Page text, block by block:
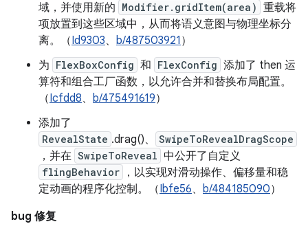
域，并使用新的 Modifier.gridItem(area) 重载将
项放置到这些区域中，从而将语义意图与物理坐标分
离。（Id9303、 b/487503921 ）
为 FlexBoxConfig 和 FlexConfig 添加了 then 运
算符和组合工厂函数，以允许合并和替换布局配置。
（Icfdd8、 b/475491619）
添加了
RevealState .drag()、 SwipeToRevealDragScope
，并在 SwipeToReveal 中公开了自定义
flingBehavior
，以实现对滑动操作、偏移量和稳
定动画的程序化控制。（Ibfe56、 b/484185090）
bug 修复